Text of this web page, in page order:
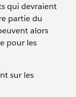
qui devraient
partie du
alors
pour les
sur les